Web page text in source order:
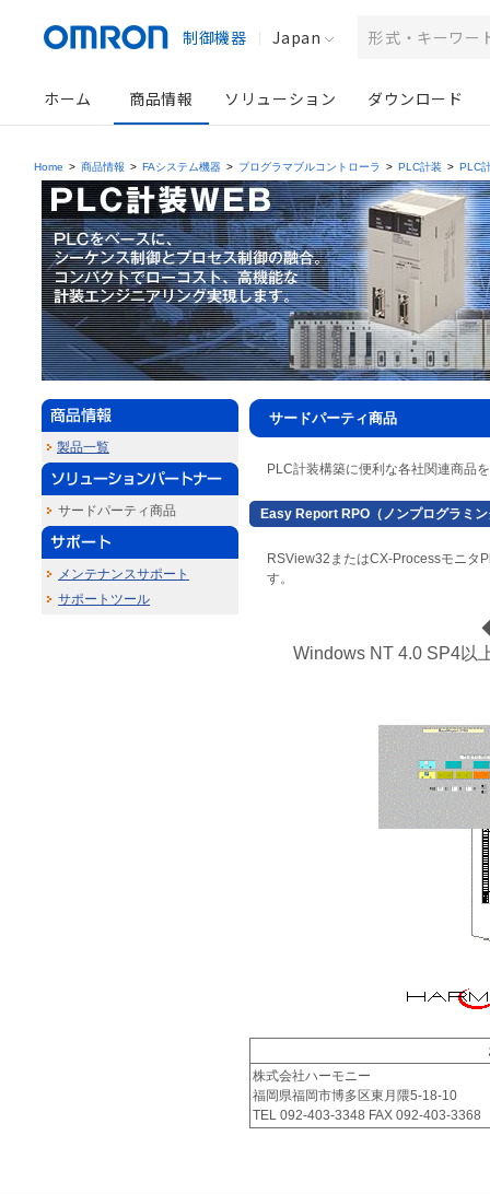
制御機器 Japan
ホーム 商品情報 ソリューション ダウンロード
Home > 商品情報 > FAシステム機器 > プログラマブルコントローラ > PLC計装 > PLC
製品一覧
サードパーティ商品
メンテナンスサポート
サポートツール
サードパーティ商品
PLC計装構築に便利な各社関連商品
Easy Report RPO（ノンプログラミ
RSView32またはCX-Processモニタ
す。
Windows NT 4.0 SP4以
株式会社ハーモニー
福岡県福岡市博多区東月隈5-18-10
TEL 092-403-3348 FAX 092-403-3368